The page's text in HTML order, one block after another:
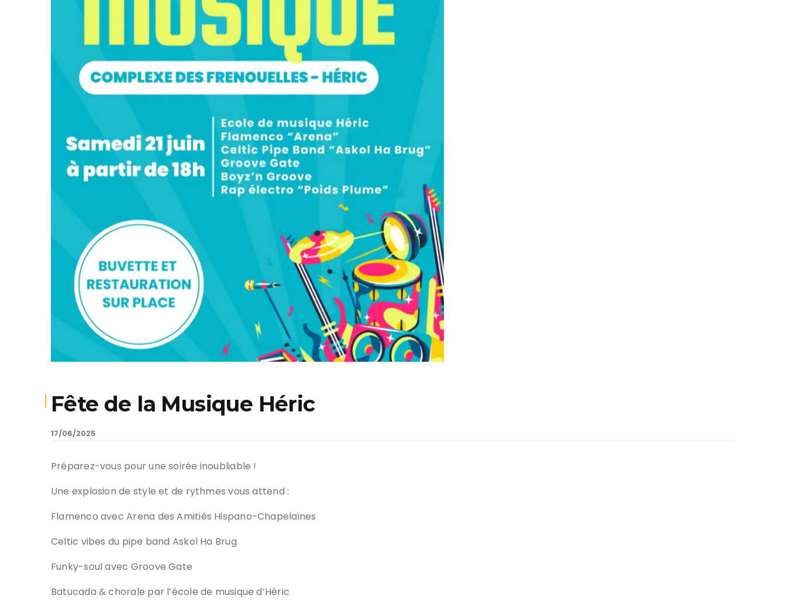
Etiquettes A-qui-S
Musique 2026
DISCO TIME !
Vente de produits Bijou
Le LOTO c’est ce soir !!
Soirée Loto !
Vente de sapins ouverte !
Prises de vues
Programme 2025/2026
C’est la rentrée !
Fête de la Musique Héric
17/06/2025
Préparez-vous pour une soirée inoubliable !
Une explosion de style et de rythmes vous attend :
Flamenco avec Arena des Amitiés Hispano-Chapelaines
Celtic vibes du pipe band Askol Ha Brug
Funky-soul avec Groove Gate
Batucada & chorale par l’école de musique d’Héric